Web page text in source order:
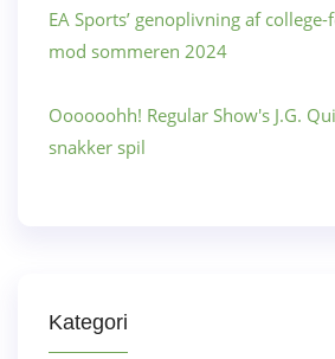
EA Sports’ genoplivning af
mod sommeren 2024
Oooooohh! Regular Show's J.G.
snakker spil
Kategori